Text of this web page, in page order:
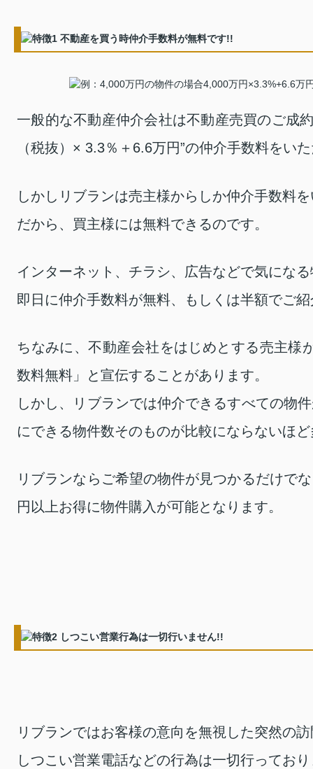
一般的な不動産仲介会社は不動産売買のご成
（税抜）× 3.3％＋6.6万円”の仲介手数料をい
しかしリブランは売主様からしか仲介手数料
だから、買主様には無料できるのです。
インターネット、チラシ、広告などで気にな
即日に仲介手数料が無料、もしくは半額でご
ちなみに、不動産会社をはじめとする売主様
数料無料」と宣伝することがあります。
しかし、リブランでは仲介できるすべての物
にできる物件数そのものが比較にならないほ
リブランならご希望の物件が見つかるだけで
円以上お得に物件購入が可能となります。
リブランではお客様の意向を無視した突然の
しつこい営業電話などの行為は一切行ってお